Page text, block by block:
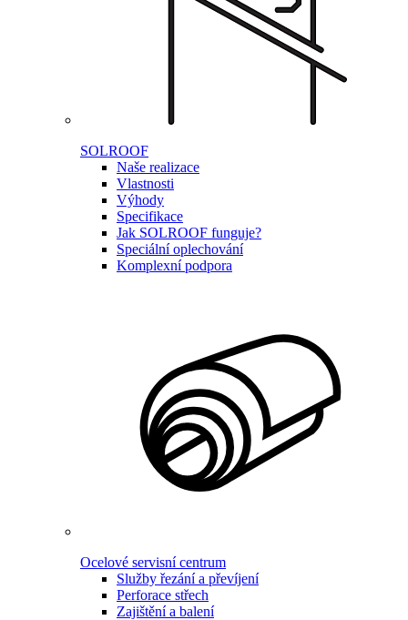
SOLROOF
Naše realizace
Vlastnosti
Výhody
Specifikace
Jak SOLROOF funguje?
Speciální oplechování
Komplexní podpora
Ocelové servisní centrum
Služby řezání a převíjení
Perforace střech
Zajištění a balení